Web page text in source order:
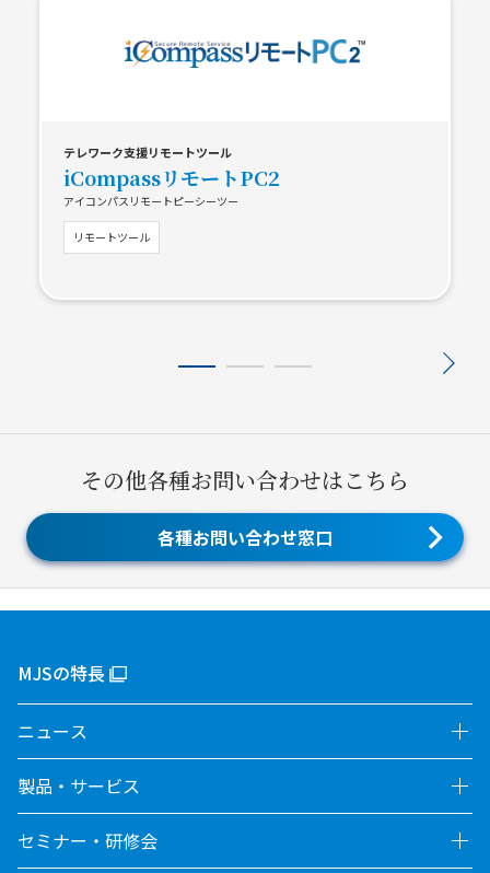
テレワーク支援リモートツール
iCompassリモートPC2
アイコンパスリモートピーシーツー
リモートツール
その他各種お問い合わせはこちら
各種お問い合わせ窓口
MJSの特長
ニュース
製品・サービス
セミナー・研修会